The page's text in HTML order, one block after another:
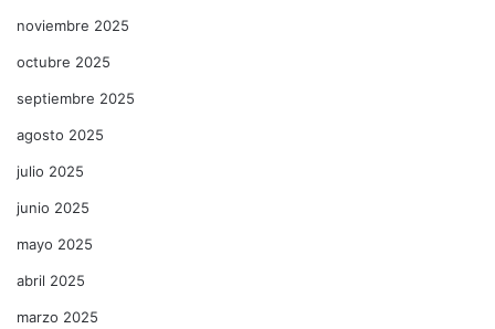
noviembre 2025
octubre 2025
septiembre 2025
agosto 2025
julio 2025
junio 2025
mayo 2025
abril 2025
marzo 2025